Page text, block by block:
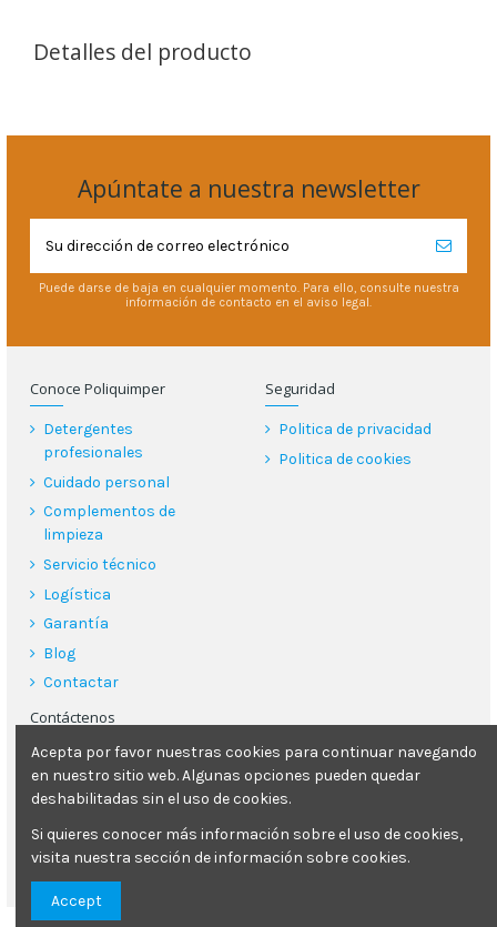
Detalles del producto
Apúntate a nuestra newsletter
Puede darse de baja en cualquier momento. Para ello, consulte nuestra
información de contacto en el aviso legal.
Conoce Poliquimper
Detergentes
profesionales
Cuidado personal
Complementos de
limpieza
Servicio técnico
Logística
Garantía
Blog
Contactar
Seguridad
Politica de privacidad
Politica de cookies
Contáctenos
Poliquimper s.l.
Carrer Can Clapes 26, 08181, Sentmenat (Barcelona)
93 713 29 78
poliquimper@poliquimper.com
Acepta por favor nuestras cookies para continuar navegando
en nuestro sitio web. Algunas opciones pueden quedar
deshabilitadas sin el uso de cookies.
Si quieres conocer más información sobre el uso de cookies,
visita nuestra sección de información sobre cookies.
Accept